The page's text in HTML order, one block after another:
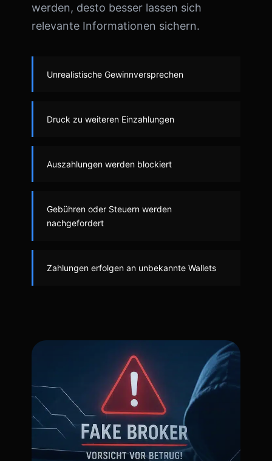
werden, desto besser lassen sich
relevante Informationen sichern.
Unrealistische Gewinnversprechen
Druck zu weiteren Einzahlungen
Auszahlungen werden blockiert
Gebühren oder Steuern werden
nachgefordert
Zahlungen erfolgen an unbekannte Wallets